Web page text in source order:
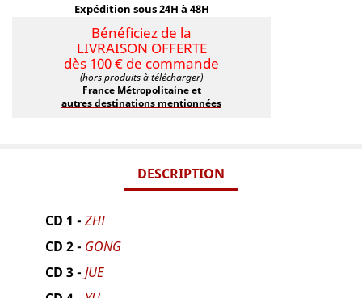
Expédition sous 24H à 48H
Bénéficiez de la
LIVRAISON OFFERTE
dès 100 € de commande
(hors produits à télécharger)
France Métropolitaine et
autres destinations mentionnées
DESCRIPTION
CD 1 - ZHI
CD 2 - GONG
CD 3 - JUE